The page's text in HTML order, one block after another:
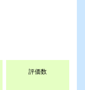
評価数